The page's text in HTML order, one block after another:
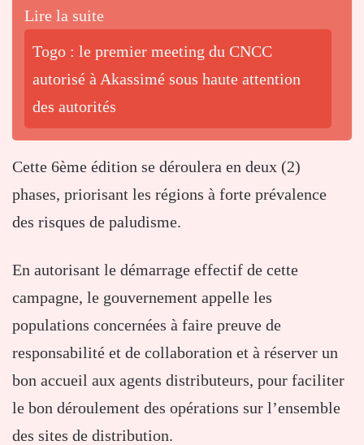
Lire la suite
Togo : le premier meeting du CNCC
autorisé à Akassimé sous haute attention
des autorités
Cette 6ème édition se déroulera en deux (2)
phases, priorisant les régions à forte prévalence
des risques de paludisme.
En autorisant le démarrage effectif de cette
campagne, le gouvernement appelle les
populations concernées à faire preuve de
responsabilité et de collaboration et à réserver un
bon accueil aux agents distributeurs, pour faciliter
le bon déroulement des opérations sur l’ensemble
des sites de distribution.